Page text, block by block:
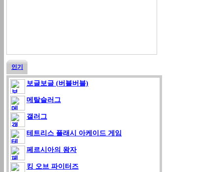
인기
보글보글 (버블버블)
메탈슬러그
갤러그
테트리스 플래시 아케이드 게임
페르시아의 왕자
킹 오브 파이터즈